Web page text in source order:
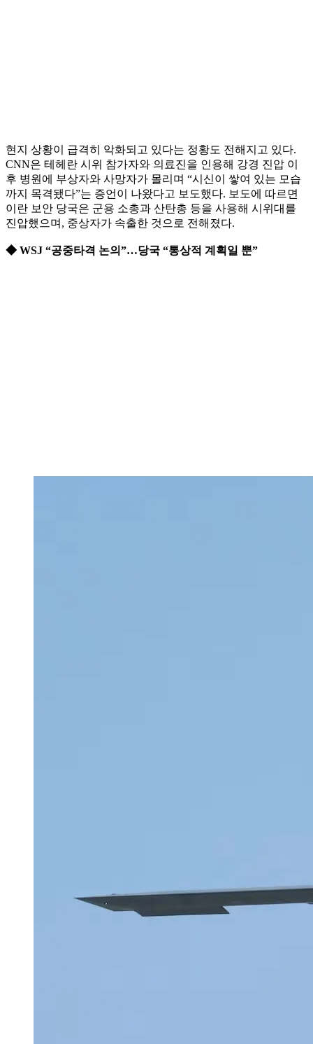
현지 상황이 급격히 악화되고 있다는 정황도 전해지고 있다.
CNN은 테헤란 시위 참가자와 의료진을 인용해 강경 진압 이
후 병원에 부상자와 사망자가 몰리며 “시신이 쌓여 있는 모습
까지 목격됐다”는 증언이 나왔다고 보도했다. 보도에 따르면
이란 보안 당국은 군용 소총과 산탄총 등을 사용해 시위대를
진압했으며, 중상자가 속출한 것으로 전해졌다.
◆ WSJ “공중타격 논의”…당국 “통상적 계획일 뿐”